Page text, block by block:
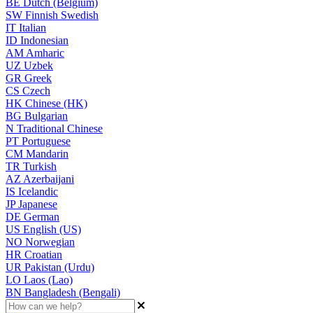
BE Dutch (Belgium)
SW Finnish Swedish
IT Italian
ID Indonesian
AM Amharic
UZ Uzbek
GR Greek
CS Czech
HK Chinese (HK)
BG Bulgarian
N Traditional Chinese
PT Portuguese
CM Mandarin
TR Turkish
AZ Azerbaijani
IS Icelandic
JPJapanese
DE German
US English (US)
NO Norwegian
HR Croatian
UR Pakistan (Urdu)
LO Laos (Lao)
BN Bangladesh (Bengali)